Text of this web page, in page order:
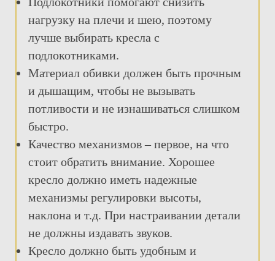
нагрузку на плечи и шею, поэтому
лучше выбирать кресла с
подлокотниками.
Материал обивки должен быть прочным
и дышащим, чтобы не вызывать
потливости и не изнашиваться слишком
быстро.
Качество механизмов – первое, на что
стоит обратить внимание. Хорошее
кресло должно иметь надежные
механизмы регулировки высоты,
наклона и т.д. При настраивании детали
не должны издавать звуков.
Кресло должно быть удобным и